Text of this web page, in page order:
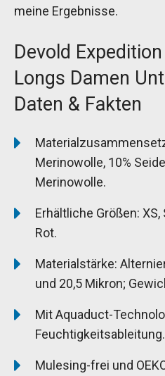
meine Ergebnisse.
Devold
Longs Damen
Daten & Fakten
Merinowolle, 10%
Merinowolle.
Erhältliche Größen: XS,
Rot.
Materialstärke:
und 20,5 Mikron;
Mit Aquaduct-
Feuchtigkeitsableitung.
Mulesing-frei und